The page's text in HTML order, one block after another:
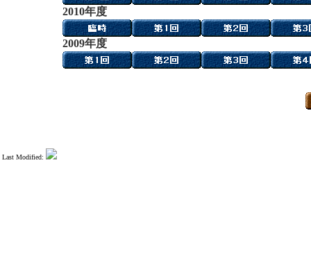
2010年度
2009年度
Last Modified: